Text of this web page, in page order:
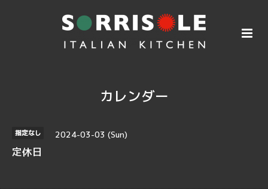
カレンダー
指定なし 2024-03-03 (Sun)
定休日